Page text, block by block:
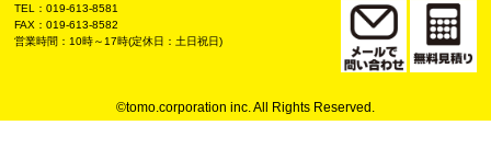
TEL：019-613-8581
FAX：019-613-8582
営業時間：10時～17時(定休日：土日祝日)
©tomo.corporation inc. All Rights Reserved.